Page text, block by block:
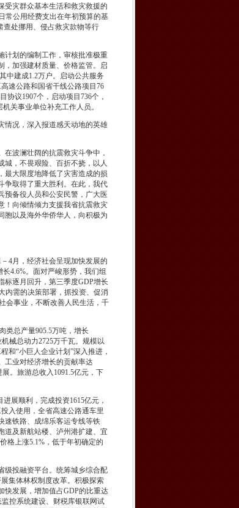
灾群众基本生活和救灾救援的
常公用经费支出在年初预算的基
查处挪用、侵占救灾款物等行
划的编制工作，审核批准极重
，加强建材质量、价格监管。启
中建成1.2万户。启动公共服务
速公路和国省干线公路项目76
议1907个，启动项目736个，
关事业单位补充工作人员。
况，深入报道感天动地的英雄
波澜壮阔的抗震救灾斗争中，
城，不畏艰险、百折不挠，以人
最大限度地降低了灾害造成的损
争取得了重大胜利。在此，我代
预备役人员和公安民警，广大医
！向倾情倾力支援我省抗震救灾
胞以及海外华侨华人，向积极为
4月，经济社会呈现加快发展的
4.6%。面对严峻形势，我们组
标逐月回升，第三季度GDP增长
内需的决策部署，抓投资、促消
会事业，不断改善人民生活，千
总产量905.5万吨，增长
械总动力2725万千瓦。规模以
和“小巨人企业计划”深入推进，
工业对经济增长的贡献率达
。旅游总收入1091.5亿元，下
展顺利，完成投资1615亿元，
入使用，全省高速公路通车里
速铁路、成绵乐客运专线等铁
道及新航站楼、泸州港扩建、宜
格上涨5.1%，低于年初确定的
投融资平台。统筹城乡综合配
集体林权制度改革。积极探索
快发展，增加值占GDP的比重达
控系统建设、财税库银联网试